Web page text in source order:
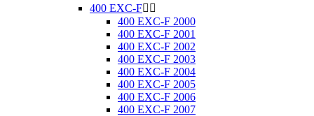
400 EXC-F 
400 EXC-F 2000
400 EXC-F 2001
400 EXC-F 2002
400 EXC-F 2003
400 EXC-F 2004
400 EXC-F 2005
400 EXC-F 2006
400 EXC-F 2007